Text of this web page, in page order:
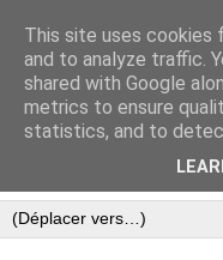
This site uses cookies
and to analyze traffic.
shared with Google
metrics to ensure
statistics, and to